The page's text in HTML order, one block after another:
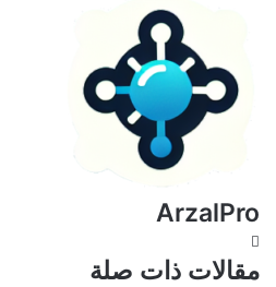
ArzalPro
الويب
مقالات ذات صلة